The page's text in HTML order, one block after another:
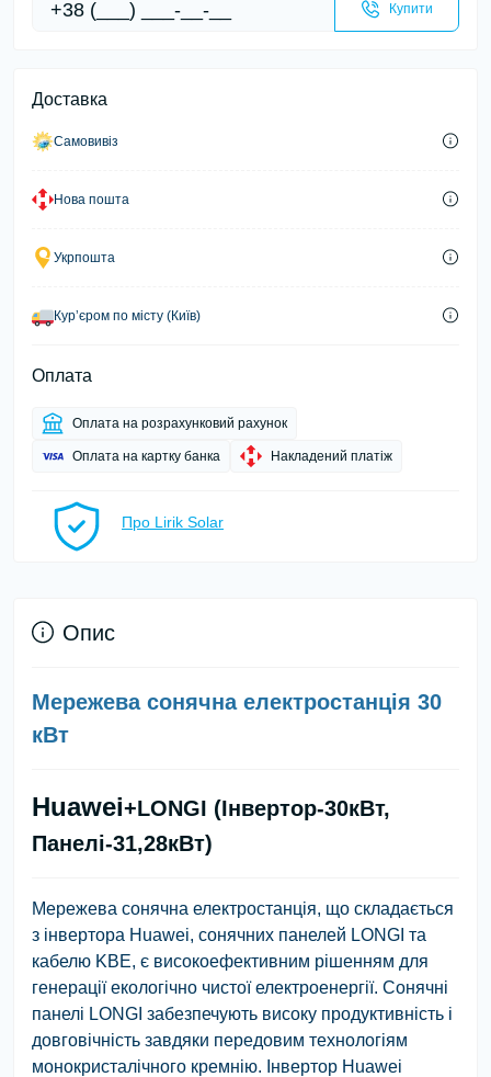
Купити
Доставка
Самовивіз
Нова пошта
Укрпошта
Курʼєром по місту (Київ)
Оплата
Оплата на розрахунковий рахунок
Оплата на картку банка Накладений платіж
Про Lirik Solar
Опис
Мережева сонячна електростанція 30
кВт
Huawei+LONGI (Інвертор-30кВт,
Панелі-31,28кВт)
Мережева сонячна електростанція, що складається
з інвертора Huawei, сонячних панелей LONGI та
кабелю KBE, є високоефективним рішенням для
генерації екологічно чистої електроенергії. Сонячні
панелі LONGI забезпечують високу продуктивність і
довговічність завдяки передовим технологіям
монокристалічного кремнію. Інвертор Huawei